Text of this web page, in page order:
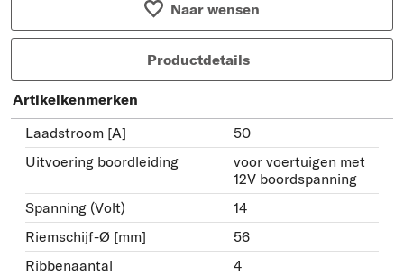
Naar wensen
Productdetails
Artikelkenmerken
Laadstroom [A]
50
Uitvoering boordleiding
voor voertuigen met
12V boordspanning
Spanning (Volt)
14
Riemschijf-Ø [mm]
56
Ribbenaantal
4